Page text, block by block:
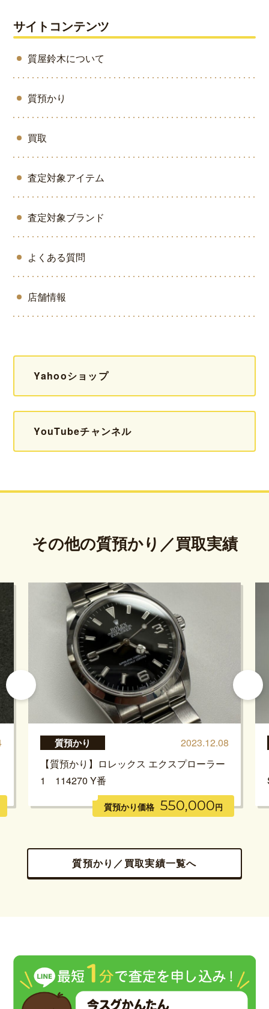
サイトコンテンツ
質屋鈴木について
質預かり
買取
査定対象アイテム
査定対象ブランド
よくある質問
店舗情報
Yahooショップ
YouTubeチャンネル
その他の質預かり／買取実績
質預かり
2023.12.08
【質預かり】ロレックス エクスプローラー
1 114270 Y番
質預かり価格 550,000円
質預かり／買取実績一覧へ